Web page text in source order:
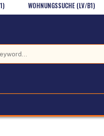
WOHNUNGSSUCHE (LV/B1)